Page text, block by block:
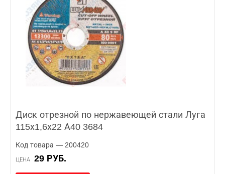
Диск отрезной по нержавеющей стали Луга
115х1,6х22 А40 3684
Код товара — 200420
ЦЕНА 29 РУБ.